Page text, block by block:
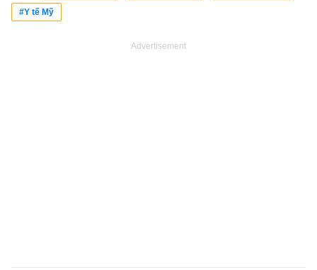
#Y tế Mỹ
Advertisement